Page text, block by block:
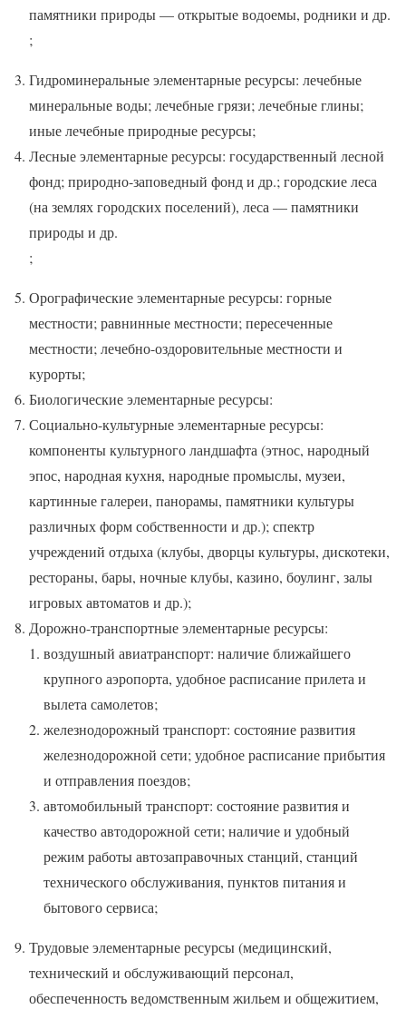
памятники природы — открытые водоемы, родники и др.
;
Гидроминеральные элементарные ресурсы: лечебные
минеральные воды; лечебные грязи; лечебные глины;
иные лечебные природные ресурсы;
Лесные элементарные ресурсы: государственный лесной
фонд; природно-заповедный фонд и др.; городские леса
(на землях городских поселений), леса — памятники
природы и др.
;
Орографические элементарные ресурсы: горные
местности; равнинные местности; пересеченные
местности; лечебно-оздоровительные местности и
курорты;
Биологические элементарные ресурсы:
Социально-культурные элементарные ресурсы:
компоненты культурного ландшафта (этнос, народный
эпос, народная кухня, народные промыслы, музеи,
картинные галереи, панорамы, памятники культуры
различных форм собственности и др.); спектр
учреждений отдыха (клубы, дворцы культуры, дискотеки,
рестораны, бары, ночные клубы, казино, боулинг, залы
игровых автоматов и др.);
Дорожно-транспортные элементарные ресурсы:
воздушный авиатранспорт: наличие ближайшего
крупного аэропорта, удобное расписание прилета и
вылета самолетов;
железнодорожный транспорт: состояние развития
железнодорожной сети; удобное расписание прибытия
и отправления поездов;
автомобильный транспорт: состояние развития и
качество автодорожной сети; наличие и удобный
режим работы автозаправочных станций, станций
технического обслуживания, пунктов питания и
бытового сервиса;
Трудовые элементарные ресурсы (медицинский,
технический и обслуживающий персонал,
обеспеченность ведомственным жильем и общежитием,